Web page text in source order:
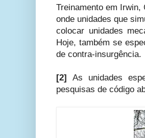
Treinamento em Irwin,
onde unidades que
colocar unidades
Hoje, também se
de contra-insurgência.
[2]As unidades
pesquisas de código